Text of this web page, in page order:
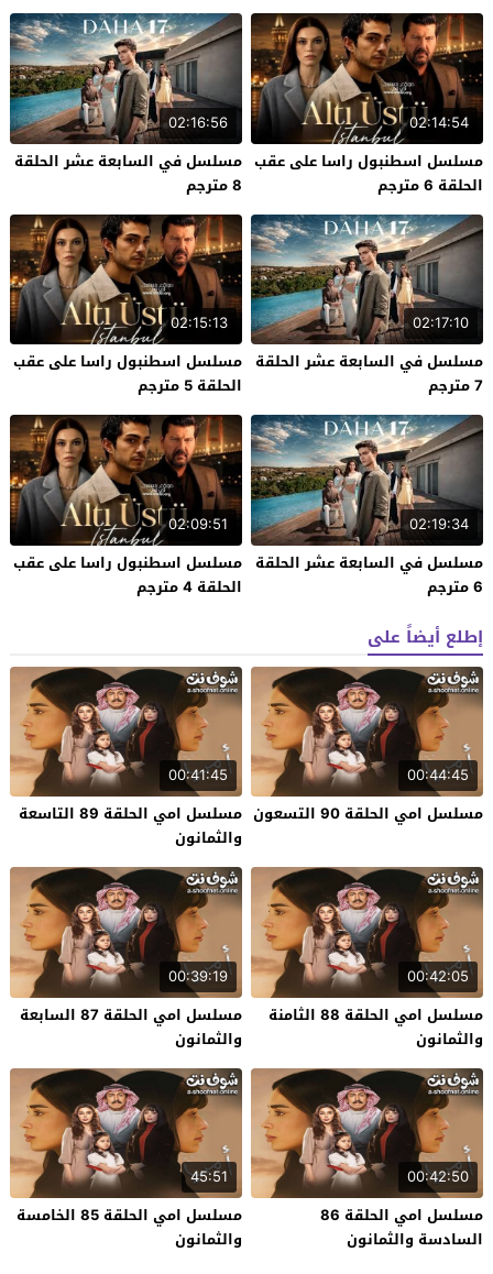
02:14:54
مسلسل اسطنبول راسا على عقب
الحلقة 6 مترجم
02:16:56
مسلسل في السابعة عشر الحلقة
8 مترجم
02:17:10
مسلسل في السابعة عشر الحلقة
7 مترجم
02:15:13
مسلسل اسطنبول راسا على عقب
الحلقة 5 مترجم
02:19:34
مسلسل في السابعة عشر الحلقة
6 مترجم
02:09:51
مسلسل اسطنبول راسا على عقب
الحلقة 4 مترجم
إطلع أيضاً على
00:44:45
مسلسل امي الحلقة 90 التسعون
00:41:45
مسلسل امي الحلقة 89 التاسعة
والثمانون
00:42:05
مسلسل امي الحلقة 88 الثامنة
والثمانون
00:39:19
مسلسل امي الحلقة 87 السابعة
والثمانون
00:42:50
مسلسل امي الحلقة 86
السادسة والثمانون
45:51
مسلسل امي الحلقة 85 الخامسة
والثمانون